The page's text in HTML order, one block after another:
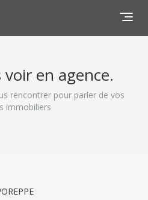
voir en agence.
rencontrer pour parler de vos
immobiliers